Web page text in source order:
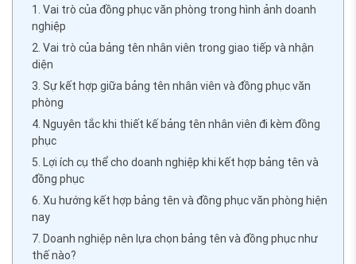
1. Vai trò của đồng phục văn phòng trong hình ảnh doanh
nghiệp
2. Vai trò của bảng tên nhân viên trong giao tiếp và nhận
diện
3. Sự kết hợp giữa bảng tên nhân viên và đồng phục văn
phòng
4. Nguyên tắc khi thiết kế bảng tên nhân viên đi kèm đồng
phục
5. Lợi ích cụ thể cho doanh nghiệp khi kết hợp bảng tên và
đồng phục
6. Xu hướng kết hợp bảng tên và đồng phục văn phòng hiện
nay
7. Doanh nghiệp nên lựa chọn bảng tên và đồng phục như
thế nào?